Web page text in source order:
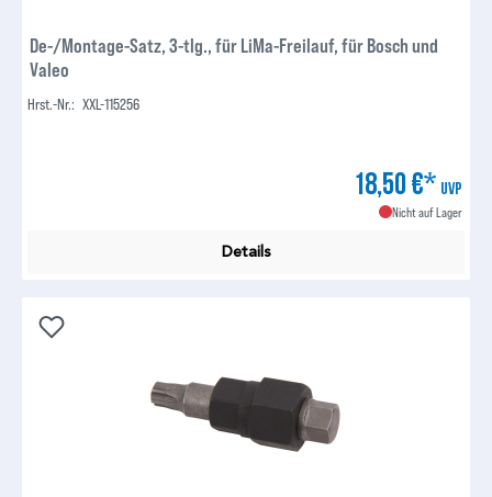
De-/Montage-Satz, 3-tlg., für LiMa-Freilauf, für Bosch und
Valeo
Hrst.-Nr.: XXL-115256
18,50 €* UVP
Nicht auf Lager
Details